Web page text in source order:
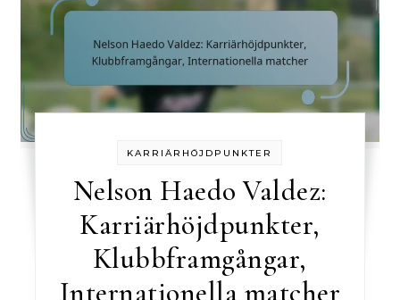
KARRIÄRHÖJDPUNKTER
Nelson Haedo Valdez:
Karriärhöjdpunkter,
Klubbframgångar,
Internationella matcher